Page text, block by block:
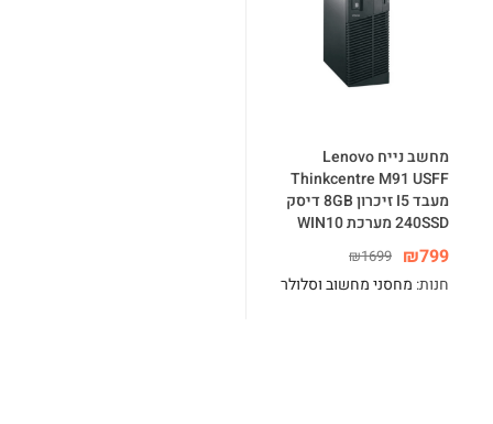
מחשב נייח Lenovo
Thinkcentre M91 USFF
מעבד I5 זיכרון 8GB דיסק
240SSD מערכת WIN10
₪799
₪1699
חנות: מחסני מחשוב וסלולר